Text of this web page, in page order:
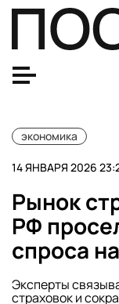
экономика
14 ЯНВАРЯ 2026
Рынок
РФ
спроса
Эксперты
страховок и
Индекс Мосбиржи